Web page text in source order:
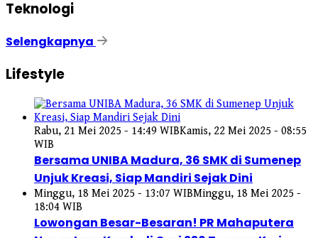
Teknologi
Selengkapnya
Lifestyle
Rabu, 21 Mei 2025 - 14:49 WIBKamis, 22 Mei 2025 - 08:55
WIB
Bersama UNIBA Madura, 36 SMK di Sumenep
Unjuk Kreasi, Siap Mandiri Sejak Dini
Minggu, 18 Mei 2025 - 13:07 WIBMinggu, 18 Mei 2025 -
18:04 WIB
Lowongan Besar-Besaran! PR Mahaputera